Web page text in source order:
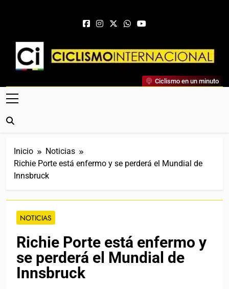
Ciclismo Internacional
Web Dedicada Al Ciclismo Mundial. Entrevistas, Análisis,
Crónicas, Previas Y Más. La Web Ciclista De Referencia.
Ciclismo en un minuto
Inicio
Noticias
Richie Porte está enfermo y se perderá el Mundial de
Innsbruck
NOTICIAS
Richie Porte está enfermo y
se perderá el Mundial de
Innsbruck